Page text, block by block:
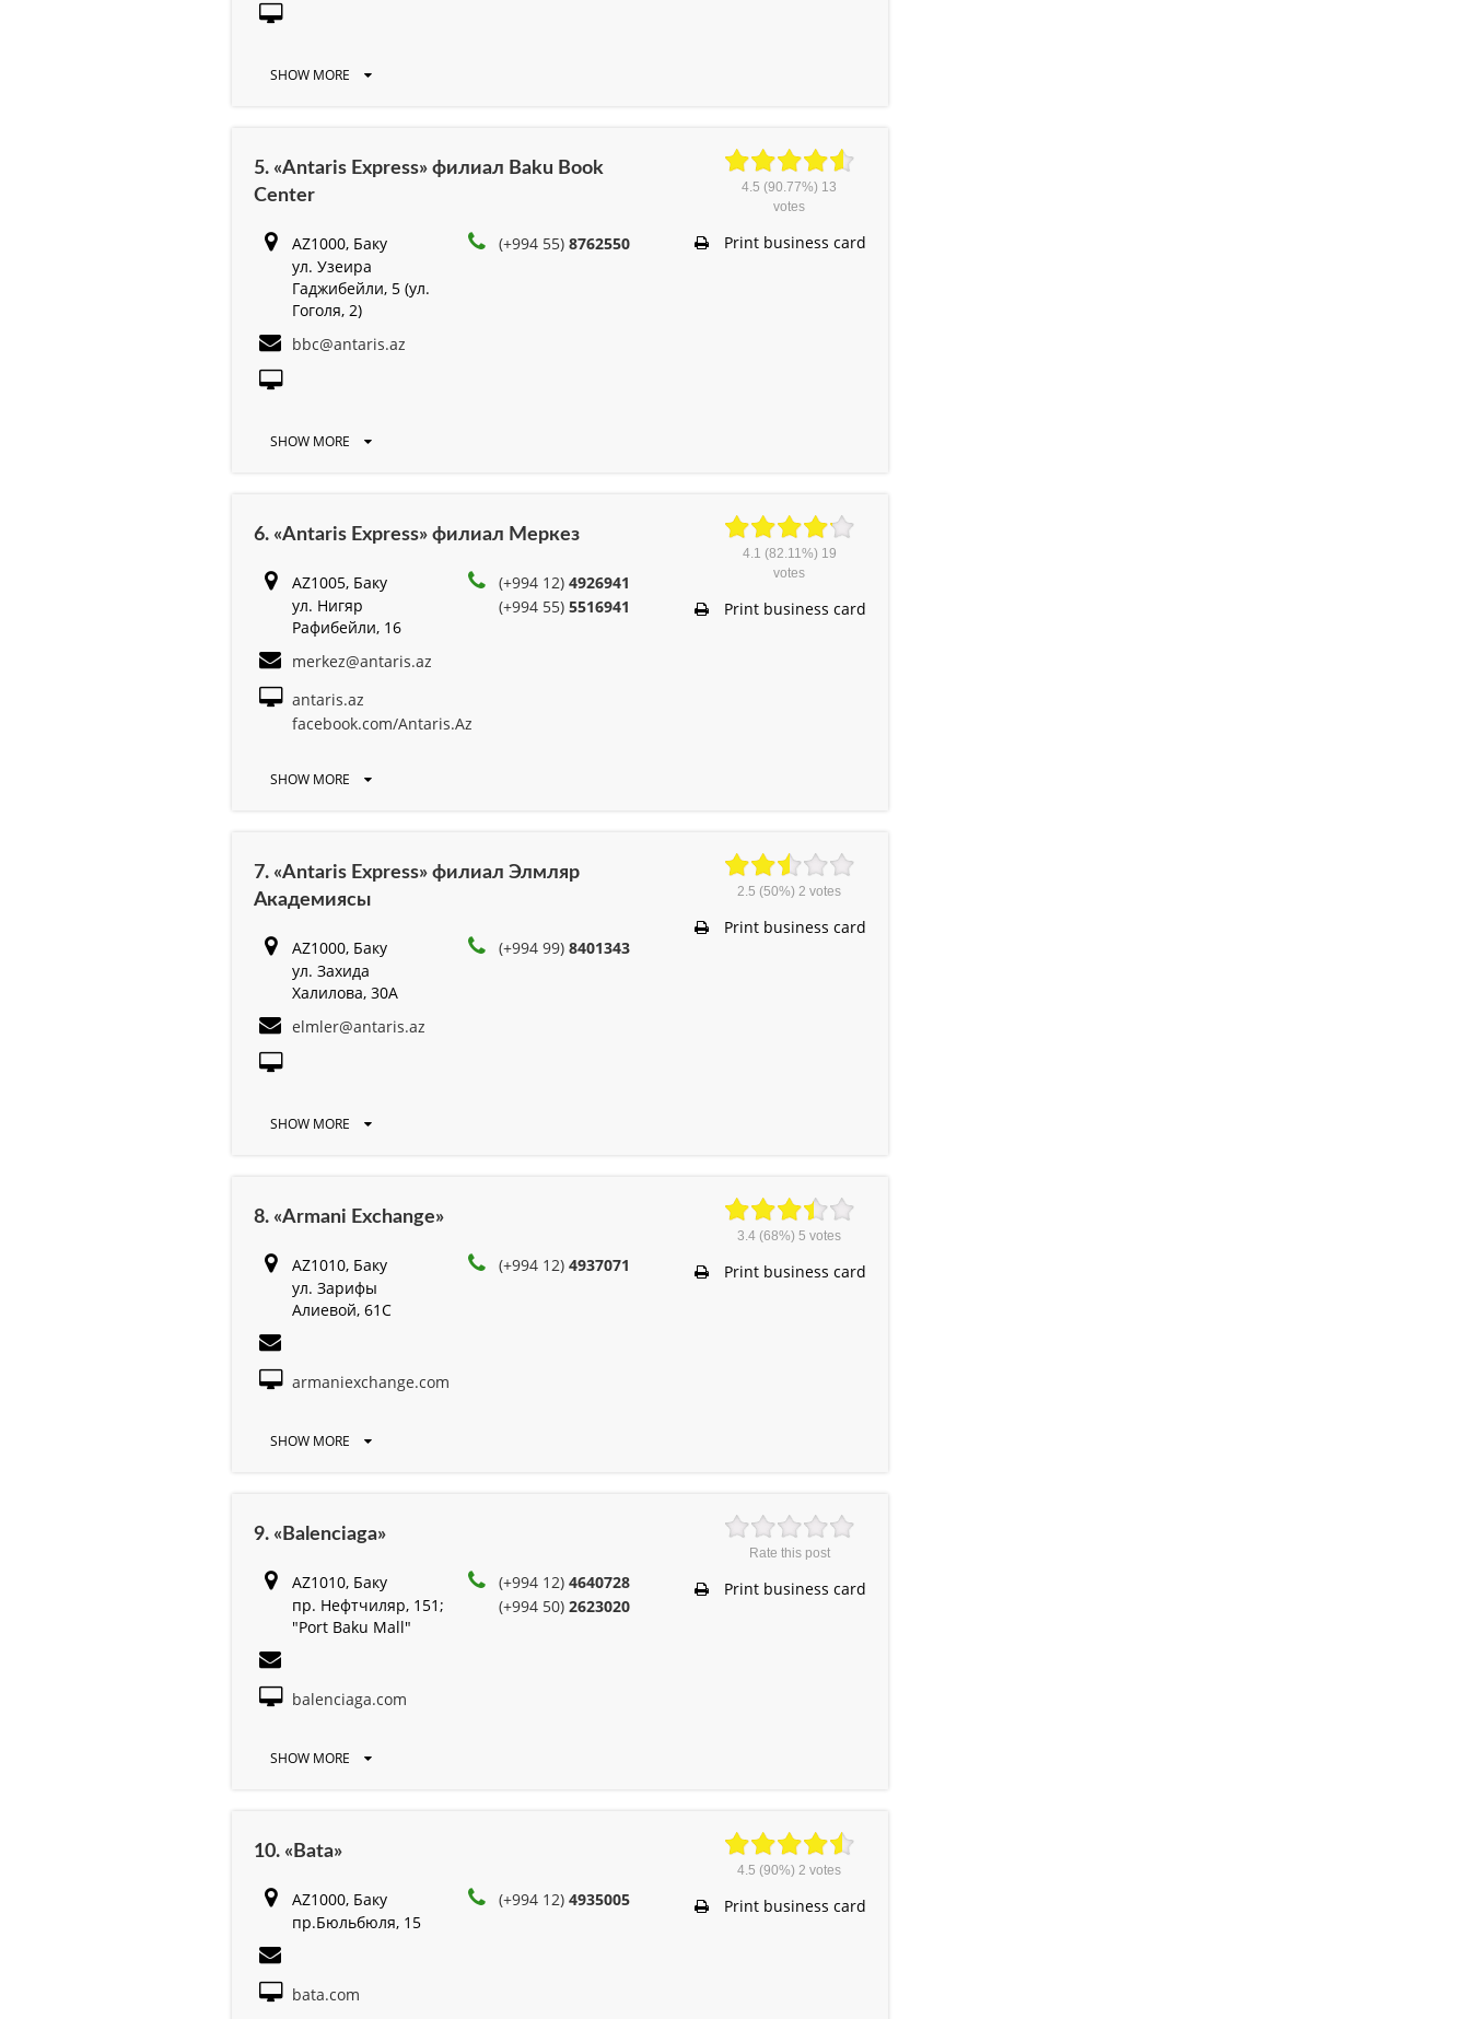
SHOW MORE
5. «Antaris Express» филиал Baku Book
Center
AZ1000, Баку
ул. Узеира
Гаджибейли, 5 (ул.
Гоголя, 2)
(+994 55)8762550
bbc@antaris.az
SHOW MORE
4.5 (90.77%) 13
votes
Print business card
6. «Antaris Express» филиал Меркез
AZ1005, Баку
ул. Нигяр
Рафибейли, 16
(+994 12)4926941
(+994 55)5516941
merkez@antaris.az
antaris.az
facebook.com/Antaris.Az
SHOW MORE
4.1 (82.11%) 19
votes
Print business card
7. «Antaris Express» филиал Элмляр
Академиясы
AZ1000, Баку
ул. Захида
Халилова, 30A
(+994 99)8401343
elmler@antaris.az
SHOW MORE
2.5 (50%) 2 votes
Print business card
8. «Armani Exchange»
AZ1010, Баку
ул. Зарифы
Алиевой, 61C
(+994 12)4937071
armaniexchange.com
SHOW MORE
3.4 (68%)5 votes
Print business card
9. «Balenciaga»
AZ1010, Баку
пр. Нефтчиляр, 151;
"Port Baku Mall"
(+994 12)4640728
(+994 50)2623020
balenciaga.com
SHOW MORE
Rate this post
Print business card
10. «Bata»
AZ1000, Баку
пр.Бюльбюля, 15
(+994 12)4935005
bata.com
4.5 (90%) 2 votes
Print business card